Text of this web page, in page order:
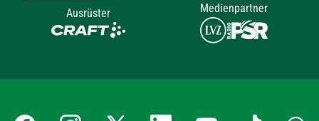
Ausrüster Medienpartner